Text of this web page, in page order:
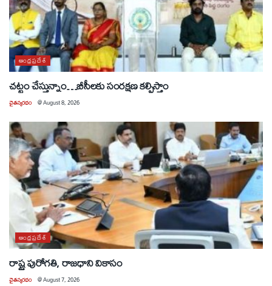
ఆంధ్రప్రదేశ్
చట్టం చేస్తున్నాం…బీసీలకు సంరక్షణ కల్పిస్తాం
చైతన్యరధం @August 8, 2026
ఆంధ్రప్రదేశ్
రాష్ట్ర పురోగతి, రాజధాని వికాసం
చైతన్యరధం @August 7, 2026